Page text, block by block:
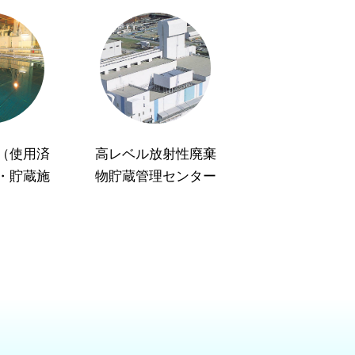
使用済
貯蔵施
高レベル放射性廃棄
物貯蔵管理センター